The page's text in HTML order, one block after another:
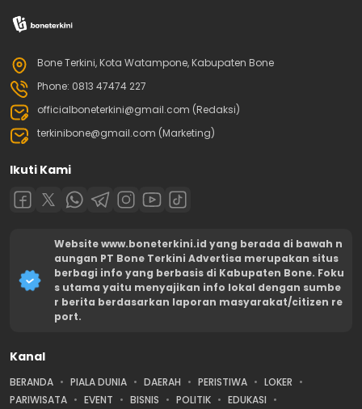
Bone Terkini, Kota Watampone, Kabupaten Bone
Phone: 0813 47474 227
officialboneterkini@gmail.com (Redaksi)
terkinibone@gmail.com (Marketing)
Ikuti Kami
Website www.boneterkini.id yang berada di bawah n
aungan PT Bone Terkini Advertisa merupakan situs
berbagi info yang berbasis di Kabupaten Bone. Foku
s utama yaitu menyajikan info lokal dengan sumbe
r berita berdasarkan laporan masyarakat/citizen re
port.
Kanal
BERANDA PIALA DUNIA DAERAH PERISTIWA
LOKER
PARIWISATA
EVENT BISNIS POLITIK EDUKASI